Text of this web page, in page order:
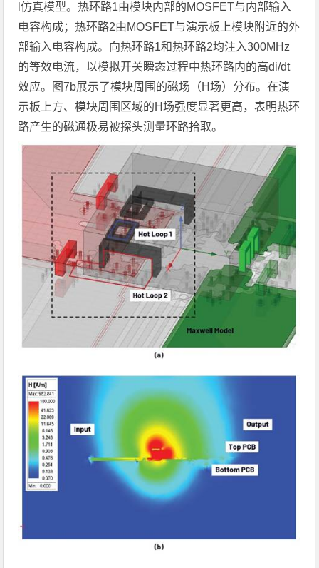
l仿真模型。热环路1由模块内部的MOSFET与内部输入
电容构成；热环路2由MOSFET与演示板上模块附近的外
部输入电容构成。向热环路1和热环路2均注入300MHz
的等效电流，以模拟开关瞬态过程中热环路内的高di/dt
效应。图7b展示了模块周围的磁场（H场）分布。在演
示板上方、模块周围区域的H场强度显著更高，表明热环
路产生的磁通极易被探头测量环路拾取。